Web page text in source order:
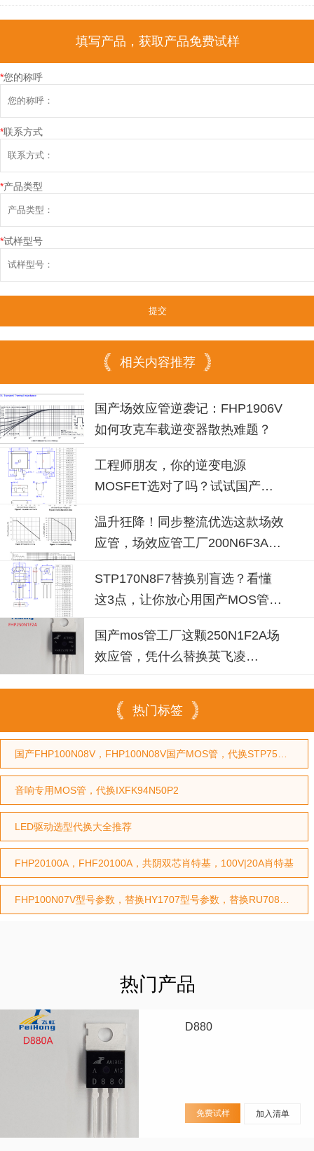
填写产品，获取产品免费试样
*您的称呼
*联系方式
*产品类型
*试样型号
相关内容推荐
国产场效应管逆袭记：FHP1906V
如何攻克车载逆变器散热难题？
工程师朋友，你的逆变电源
MOSFET选对了吗？试试国产
温升狂降！同步整流优选这款场效
应管，场效应管工厂200N6F3A可
STP170N8F7替换别盲选？看懂
这3点，让你放心用国产MOS管替
国产mos管工厂这颗250N1F2A场
效应管，凭什么替换英飞凌
热门标签
音响专用MOS管，代换IXFK94N50P2
LED驱动选型代换大全推荐
FHP20100A，FHF20100A，共阴双芯肖特基，100V|20A肖特基
热门产品
D880
免费试样 加入清单